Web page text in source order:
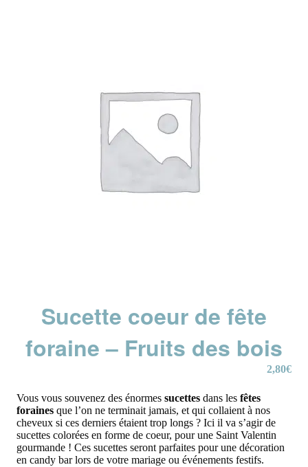
Sucette coeur de fête
foraine – Fruits des bois
2,80€
Vous vous souvenez des énormes sucettes dans les fêtes
foraines que l’on ne terminait jamais, et qui collaient à nos
cheveux si ces derniers étaient trop longs ? Ici il va s’agir de
sucettes colorées en forme de coeur, pour une Saint Valentin
gourmande ! Ces sucettes seront parfaites pour une décoration
en candy bar lors de votre mariage ou événements festifs.